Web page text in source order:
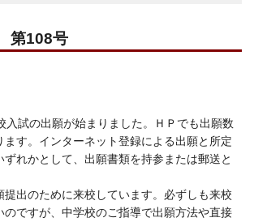
第108号
入試の出願が始まりました。ＨＰでも出願数
ます。インターネット登録による出願と所定
ずれかとして、出願書類を持参または郵送と
提出のために来校しています。必ずしも来校
のですが、中学校のご指導で出願方法や直接